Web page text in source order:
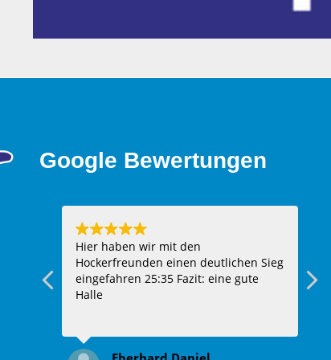
Google Bewertungen
Hier haben wir mit den
Hockerfreunden einen deutlichen Sieg
eingefahren 25:35 Fazit: eine gute
Halle